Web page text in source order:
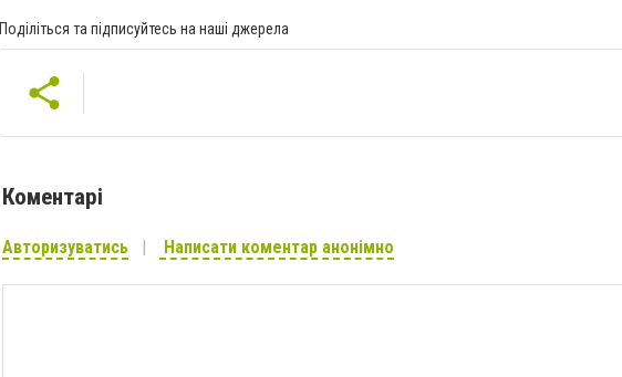
Поділіться та підписуйтесь на наші джерела
Коментарі
Авторизуватись Написати коментар анонімно